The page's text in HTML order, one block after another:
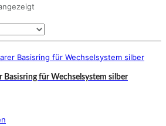
Basisring für Wechselsystem silber